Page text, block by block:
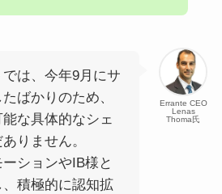
Errante CEO
Lenas
Thoma氏
は、今年9月にサ
ばかりのため、
な具体的なシェ
りません。
ションやIB様と
積極的に認知拡